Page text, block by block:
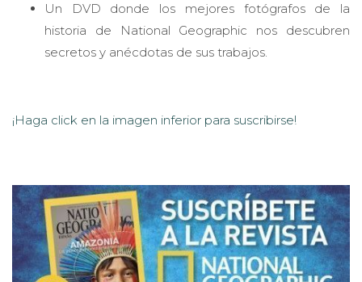
Un DVD donde los mejores fotógrafos de la
historia de National Geographic nos descubren
secretos y anécdotas de sus trabajos.
¡Haga click en la imagen inferior para suscribirse!